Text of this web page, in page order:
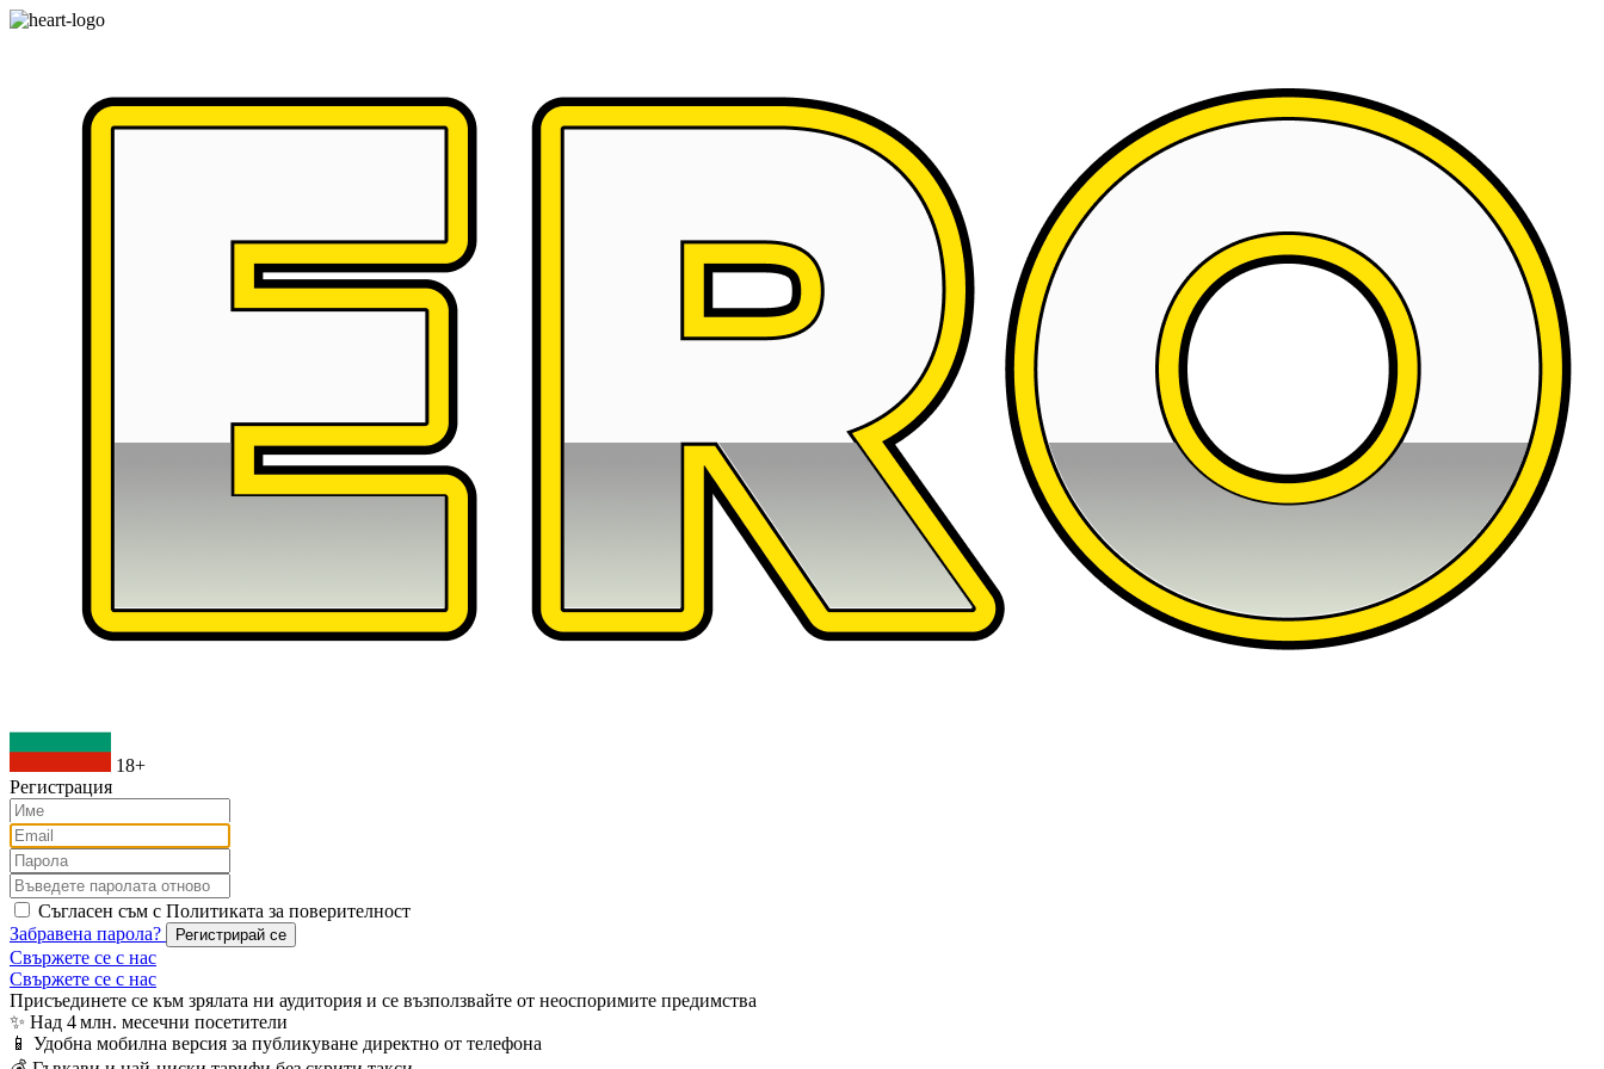
18+
Регистрация
Съгласен съм с Политиката за поверителност
Забравена парола?
Регистрирай се
Свържете се с нас
Свържете се с нас
Присъединете се към зрялата ни аудитория и се възползвайте от неоспоримите предимства
✨ Над 4 млн. месечни посетители
📱 Удобна мобилна версия за публикуване директно от телефона